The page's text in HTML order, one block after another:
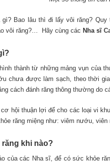
gì? Bao lâu thì đi lấy vôi răng?
vôi răng?… Hãy cùng các Nha sĩ
thành từ những mảng vụn của
chưa được làm sạch, theo thời
cách đánh răng thông thường do
hội thuận lợi để cho các loại vi
răng miệng như: viêm nướu,
răng khi nào?
của các Nha sĩ, để có sức khỏe